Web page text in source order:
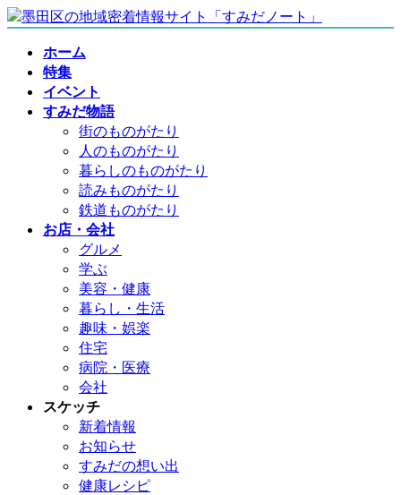
コ
ナ
ホーム
特集
イベント
すみだ物語
街のものがたり
人のものがたり
暮らしのものがたり
読みものがたり
鉄道ものがたり
お店・会社
グルメ
学ぶ
美容・健康
暮らし・生活
趣味・娯楽
住宅
病院・医療
会社
スケッチ
新着情報
お知らせ
すみだの想い出
健康レシピ